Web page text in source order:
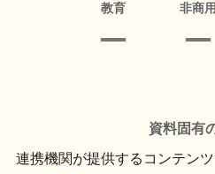
教育 非商用
資料固有
連携機関が提供するコンテンツ